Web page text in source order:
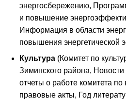
энергосбережению,
и повышение
Информация в области
повышения энергетической
Культура (Комитет по
Зиминского района,
отчеты о работе комитета
правовые акты, Год